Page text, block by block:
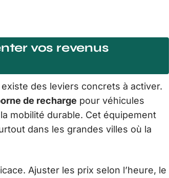
vos revenus
existe des leviers concrets à activer.
de recharge pour véhicules
mobilité durable. Cet équipement
dans les grandes villes où la
Ajuster les prix selon l’heure, le